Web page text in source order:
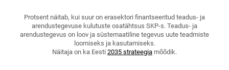
Protsent näitab, kui suur on erasektori finantseeritud teadus- ja
arendustegevuse kulutuste osatähtsus SKP-s. Teadus- ja
arendustegevus on loov ja süstemaatiline tegevus uute teadmiste
loomiseks ja kasutamiseks.
Näitaja on ka Eesti 2035 strateegia mõõdik.